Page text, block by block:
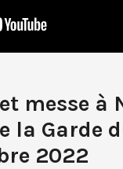
messe à
la Garde
2022